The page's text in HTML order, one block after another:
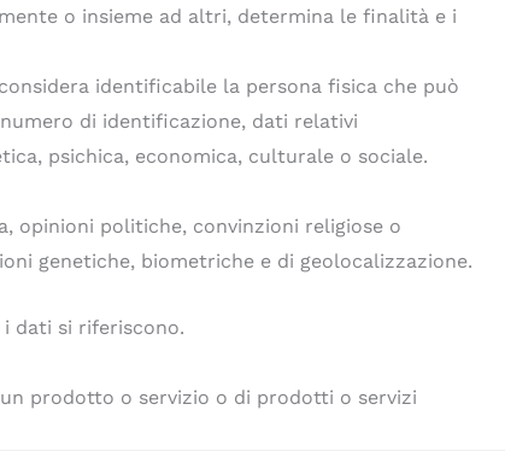
o insieme ad altri, determina le finalità e i
identificabile la persona fisica che può
di identificazione, dati relativi
psichica, economica, culturale o sociale.
opinioni politiche, convinzioni religiose o
genetiche, biometriche e di geolocalizzazione.
dati si riferiscono.
prodotto o servizio o di prodotti o servizi